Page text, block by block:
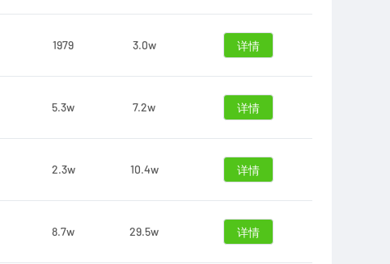
1979 3.0w 详情
5.3w 7.2w 详情
2.3w 10.4w 详情
8.7w 29.5w 详情